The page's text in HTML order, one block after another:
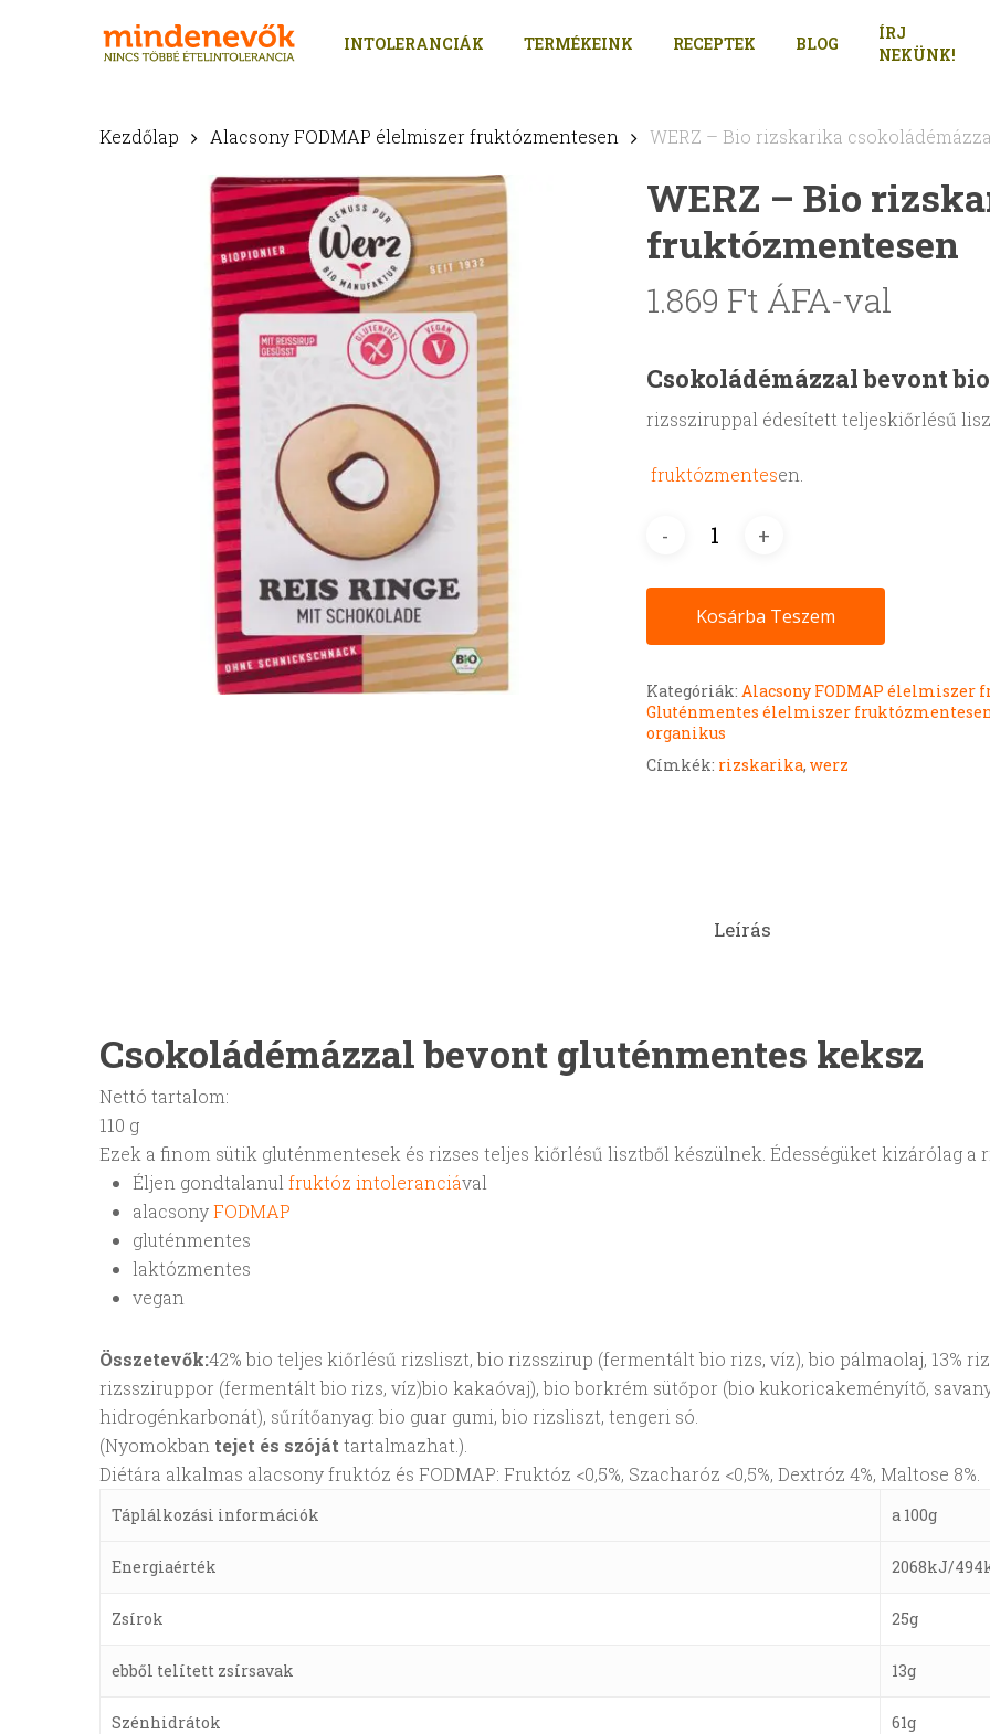
Enter a kereséshez
INTOLERANCIÁK TERMÉKEINK RECEPTEK BLOG
ÍRJ
NEKÜNK!
Kezdőlap Alacsony FODMAP élelmiszer fruktózmentesen WERZ – Bio rizskarika
WERZ – Bio
fruktózmentesen
1.869 Ft ÁFA-val
Csokoládémázzal bevont
rizssziruppal édesített teljeskiőrlésű
fruktózmentesen.
Kosárba Teszem
Kategóriák: Alacsony FODMAP élelmiszer
Gluténmentes élelmiszer
organikus
Címkék: rizskarika, werz
Leírás
Csokoládémázzal bevont gluténmentes keksz
Nettó tartalom:
110 g
Ezek a finom sütik gluténmentesek és rizses teljes kiőrlésű lisztből készülnek. Édességüket kizárólag
Éljen gondtalanul fruktóz intoleranciával
alacsonyFODMAP
gluténmentes
laktózmentes
vegan
Összetevők:42% bio teljes kiőrlésű rizsliszt, bio rizsszirup (fermentált bio rizs, víz), bio pálmaolaj, 13%
rizssziruppor (fermentált bio rizs, víz)bio kakaóvaj), bio borkrém sütőpor (bio kukoricakeményítő,
hidrogénkarbonát), sűrítőanyag: bio guar gumi, bio rizsliszt, tengeri só.
(Nyomokban tejet és szóját tartalmazhat.).
Diétára alkalmas alacsony fruktóz és FODMAP: Fruktóz <0,5%, Szacharóz <0,5%, Dextróz 4%, Maltose 8%.
Táplálkozási információk a 100g
Energiaérték 2068kJ/
Zsírok 25g
ebből telített zsírsavak 13g
Szénhidrátok 61g